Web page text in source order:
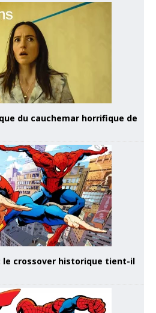
du cauchemar horrifique de
le crossover historique tient-il